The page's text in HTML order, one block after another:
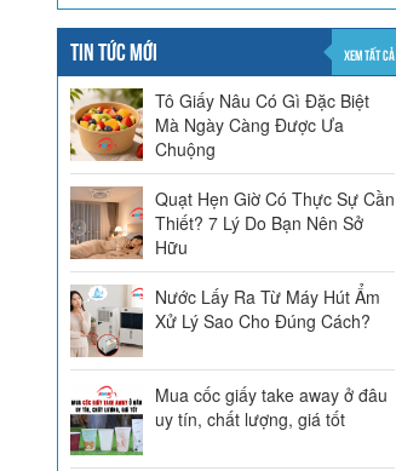
TIN TỨC MỚI XEM TẤT CẢ
Tô Giấy Nâu Có Gì Đặc Biệt
Mà Ngày Càng Được Ưa
Chuộng
Quạt Hẹn Giờ Có Thực Sự Cần
Thiết? 7 Lý Do Bạn Nên Sở
Hữu
Nước Lấy Ra Từ Máy Hút Ẩm
Xử Lý Sao Cho Đúng Cách?
Mua cốc giấy take away ở đâu
uy tín, chất lượng, giá tốt